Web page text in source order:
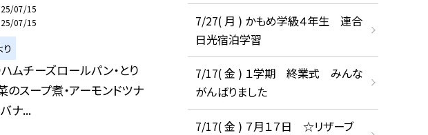
07/15
07/15
ハムチーズロールパン・とり
のスープ煮・アーモンドツナ
ナ...
7/27( 月 ) かもめ学級４年生 連合
日光宿泊学習
7/17( 金 ) １学期 終業式 みんな
がんばりました
7/17( 金 ) ７月１７日 ☆リザーブ